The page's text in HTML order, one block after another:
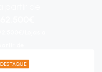
DESTAQUE